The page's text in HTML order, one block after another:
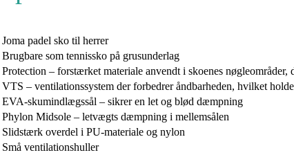
Joma padel sko til herrer
Brugbare som tennissko på grusunderlag
Protection – forstærket materiale anvendt i skoenes nøgleområder,
VTS – ventilationssystem der forbedrer åndbarheden, hvilket
EVA-skumindlægssål – sikrer en let og blød dæmpning
Phylon Midsole – letvægts dæmpning i mellemsålen
Slidstærk overdel i PU-materiale og nylon
Små ventilationshuller